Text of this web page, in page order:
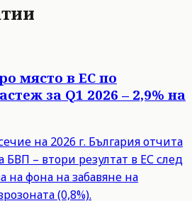
място в ЕС по
за Q1 2026 – 2,9% на
на 2026 г. България отчита
БВП – втори резултат в ЕС след
на фона на забавяне на
(0,8%).